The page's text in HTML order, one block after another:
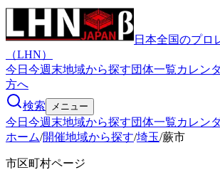
日本全国のプロ
（LHN）
今日 今週末地域から探す団体一覧カレン
方へ
検索
メニュー
今日 今週末地域から探す団体一覧カレン
ホーム/開催地域から探す/埼玉/蕨市
市区町村ページ